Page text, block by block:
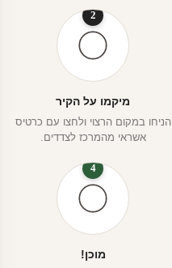
2
מיקמו על הקיר
הניחו במקום הרצוי ולחצו עם כרטיס
אשראי מהמרכז לצדדים.
4
מוכן!